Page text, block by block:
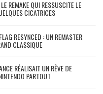
REMAKE QUI RESSUSCITE LE
CICATRICES
RESYNCED : UN REMASTER
CLASSIQUE
RÉALISAIT UN RÊVE DE
PARTOUT